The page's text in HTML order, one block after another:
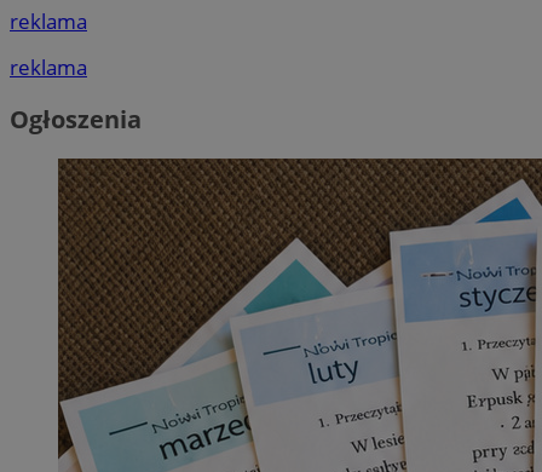
reklama
reklama
Ogłoszenia